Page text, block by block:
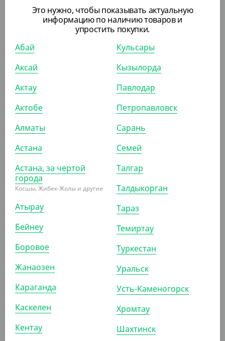
3 344.70
Подложка без держателя, круглая, d 280 мм, высота
2,5 мм, черная, 10 шт/уп, "Кондитер"
ШТ КОР (10)
ПОХОЖИЕ ТОВАРЫ
АРТ. 38007
997.40
Это нужно, чтобы показывать актуальную
информацию по наличию товаров и
упростить покупки.
Абай
Аксай
Актау
Актобе
Алматы
Астана
Астана, за чертой
города
Косшы, Жибек-Жолы и другие
Атырау
Бейнеу
Боровое
Жанаозен
Караганда
Каскелен
Кентау
Кульсары
Кызылорда
Павлодар
Петропавловск
Сарань
Семей
Талгар
Талдыкорган
Тараз
Темиртау
Туркестан
Уральск
Усть-Каменогорск
Хромтау
Шахтинск